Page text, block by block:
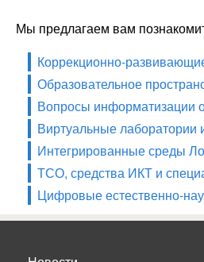
Мы предлагаем вам
Коррекционно-
Образовательное
Вопросы информатизации
Виртуальные лаборатории
Интегрированные среды
ТСО, средства ИКТ и
Цифровые естественно-